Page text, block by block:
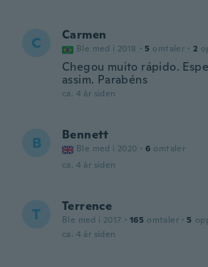
C Carmen
Ble med i 2018 · 5 omtaler · 2
Chegou muito rápido.
assim. Parabéns
ca. 4 år siden
B Bennett
Ble med i 2020 · 6 omtaler
ca. 4 år siden
T Terrence
Ble med i 2017 · 165 omtaler · 5
ca. 4 år siden